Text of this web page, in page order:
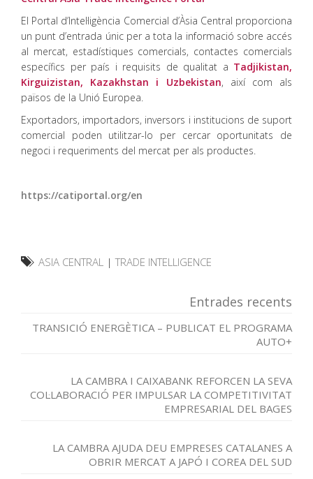
El Portal d’Intel·ligència Comercial d’Àsia Central proporciona
un punt d’entrada únic per a tota la informació sobre accés
al mercat, estadístiques comercials, contactes comercials
específics per país i requisits de qualitat a Tadjikistan,
Kirguizistan, Kazakhstan i Uzbekistan, així com als
països de la Unió Europea.
Exportadors, importadors, inversors i institucions de suport
comercial poden utilitzar-lo per cercar oportunitats de
negoci i requeriments del mercat per als productes.
https://catiportal.org/en
ASIA CENTRAL |TRADE INTELLIGENCE
Entrades recents
TRANSICIÓ ENERGÈTICA – PUBLICAT EL PROGRAMA
AUTO+
LA CAMBRA I CAIXABANK REFORCEN LA SEVA
COL·LABORACIÓ PER IMPULSAR LA COMPETITIVITAT
EMPRESARIAL DEL BAGES
LA CAMBRA AJUDA DEU EMPRESES CATALANES A
OBRIR MERCAT A JAPÓ I COREA DEL SUD